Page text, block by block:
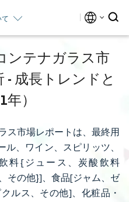
て
ンテナガラス市
- 成長トレンドと
）
ス市場レポートは、最終用
、ワイン、スピリッツ、
料{ジュース、炭酸飲料
その他}]、食品[ジャム、ゼ
ルス、その他]、化粧品・